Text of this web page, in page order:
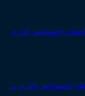
اختصاصی اداری در